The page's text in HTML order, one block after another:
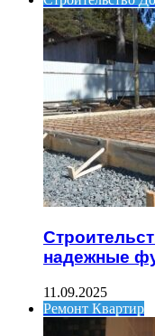
надежные
11.09.2025
Ремонт Квартир